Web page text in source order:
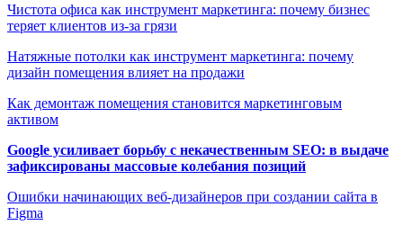
Чистота офиса как инструмент маркетинга: почему бизнес
теряет клиентов из-за грязи
Натяжные потолки как инструмент маркетинга: почему
дизайн помещения влияет на продажи
Как демонтаж помещения становится маркетинговым
активом
Google усиливает борьбу с некачественным SEO: в выдаче
зафиксированы массовые колебания позиций
Ошибки начинающих веб-дизайнеров при создании сайта в
Figma